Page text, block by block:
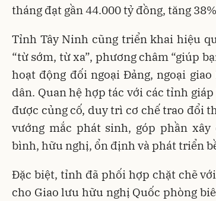
tháng đạt gần 44.000 tỷ đồng, tăng
Tỉnh Tây Ninh cũng triển khai hiệu
“từ sớm, từ xa”, phương châm “giúp
hoạt động đối ngoại Đảng, ngoại
dân. Quan hệ hợp tác với các tỉnh
được củng cố, duy trì cơ chế trao đổi
vướng mắc phát sinh, góp phần
bình, hữu nghị, ổn định và phát triển
Đặc biệt, tỉnh đã phối hợp chặt chẽ
cho Giao lưu hữu nghị Quốc phòng